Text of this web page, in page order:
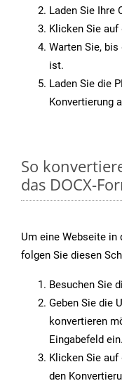
Laden Sie Ihre
Klicken Sie
Warten Sie,
ist.
Laden Sie die
Konvertierung
So
das DOCX-
Um eine Webseite in
folgen Sie diesen
Besuchen Sie
Geben Sie die
konvertieren
Eingabefeld ein.
Klicken Sie auf
den